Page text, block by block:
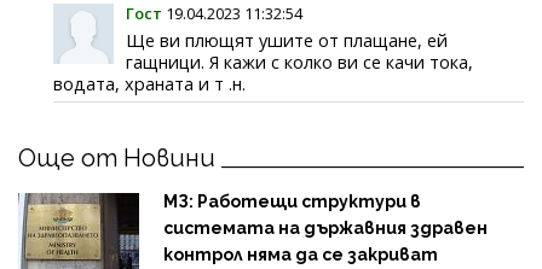
Гост 19.04.2023 11:32:54
Ще ви плющят ушите от плащане, ей
гащници. Я кажи с колко ви се качи тока,
водата, храната и т .н.
Още от Новини
МЗ: Работещи структури в
системата на държавния здравен
контрол няма да се закриват